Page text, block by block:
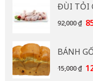
ĐÙI TỎI
92,000₫
BÁNH
15,000₫